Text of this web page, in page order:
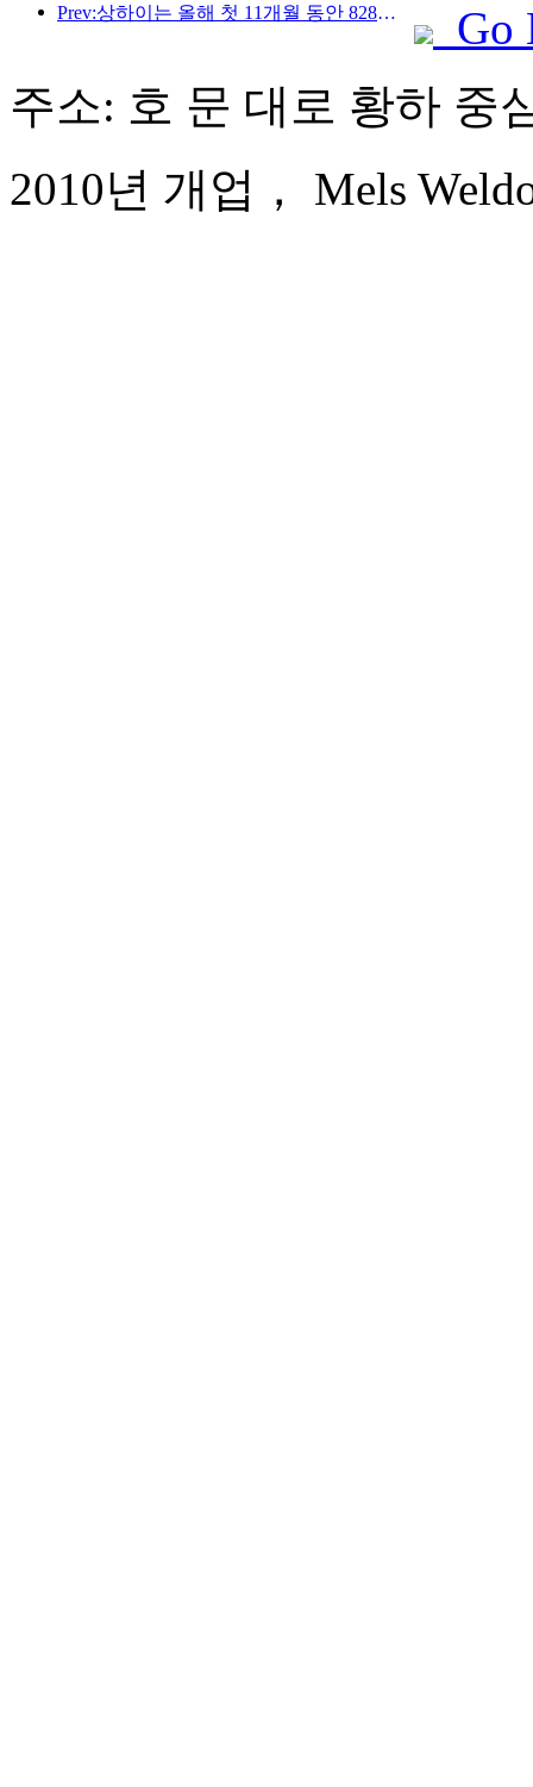
Prev:상하이는 올해 첫 11개월 동안 828만 2천 명의 외국인 관광객을 유치하여 당초 예상치를 뛰어넘었다.
Go
주소: 호 문 대로 황하 중
2010년 개업， Mels